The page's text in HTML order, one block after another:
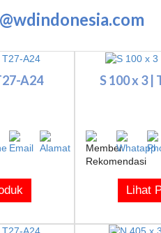
A24 S 100 x 3
Lihat